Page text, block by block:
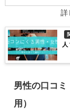
詳
人
男性の口コミ
用）